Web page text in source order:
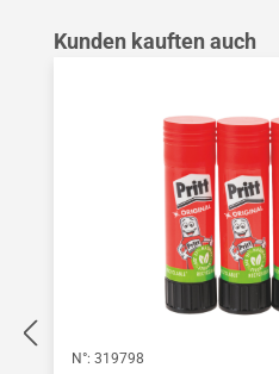
Produktgalerie überspringen
Kunden kauften auch
N°: 319798